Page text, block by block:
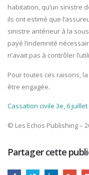
habitation, qu’un sinistre
ils ont estimé que
sinistre antérieur à la
payé l’indemnité
n’avait pas à contrôler
Pour toutes ces raisons,
être engagée.
Cassation civile 3e, 6 juillet
© Les Echos Publishing –
Partager cette